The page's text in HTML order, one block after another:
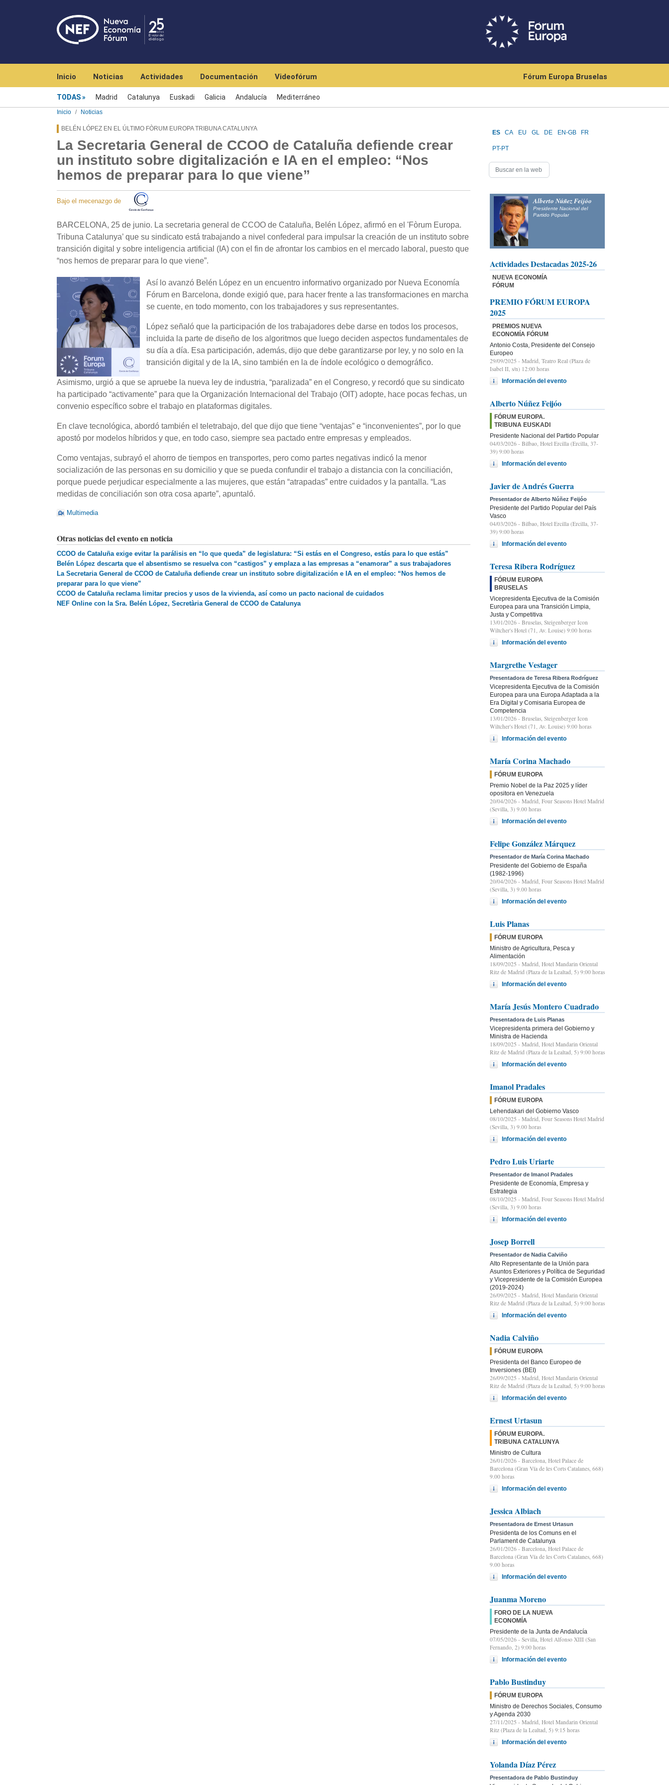
Inicio Noticias Actividades Documentación Videofórum Fórum Europa Bruselas
TODAS Madrid Catalunya Euskadi Galicia Andalucía Mediterráneo
Inicio Noticias
BELÉN LÓPEZ EN EL ÚLTIMO FÒRUM EUROPA TRIBUNA CATALUNYA
La Secretaria General de CCOO de Cataluña defiende crear
un instituto sobre digitalización e IA en el empleo: “Nos
hemos de preparar para lo que viene”
Bajo el mecenazgo de
BARCELONA, 25 de junio. La secretaria general de CCOO de Cataluña, Belén López, afirmó en el 'Fòrum Europa.
Tribuna Catalunya’ que su sindicato está trabajando a nivel confederal para impulsar la creación de un instituto sobre
transición digital y sobre inteligencia artificial (IA) con el fin de afrontar los cambios en el mercado laboral, puesto que
“nos hemos de preparar para lo que viene”.
Así lo avanzó Belén López en un encuentro informativo organizado por Nueva Economía
Fórum en Barcelona, donde exigió que, para hacer frente a las transformaciones en marcha
se cuente, en todo momento, con los trabajadores y sus representantes.
López señaló que la participación de los trabajadores debe darse en todos los procesos,
incluida la parte de diseño de los algoritmos que luego deciden aspectos fundamentales de
su día a día. Esa participación, además, dijo que debe garantizarse por ley, y no solo en la
transición digital y de la IA, sino también en la de índole ecológico o demográfico.
Asimismo, urgió a que se apruebe la nueva ley de industria, “paralizada” en el Congreso, y recordó que su sindicato
ha participado “activamente” para que la Organización Internacional del Trabajo (OIT) adopte, hace pocas fechas, un
convenio específico sobre el trabajo en plataformas digitales.
En clave tecnológica, abordó también el teletrabajo, del que dijo que tiene “ventajas” e “inconvenientes”, por lo que
apostó por modelos híbridos y que, en todo caso, siempre sea pactado entre empresas y empleados.
Como ventajas, subrayó el ahorro de tiempos en transportes, pero como partes negativas indicó la menor
socialización de las personas en su domicilio y que se pueda confundir el trabajo a distancia con la conciliación,
porque puede perjudicar especialmente a las mujeres, que están “atrapadas” entre cuidados y la pantalla. “Las
medidas de conciliación son otra cosa aparte”, apuntaló.
Multimedia
Otras noticias del evento en noticia
CCOO de Cataluña exige evitar la parálisis en “lo que queda” de legislatura: “Si estás en el Congreso, estás para lo que estás”
Belén López descarta que el absentismo se resuelva con “castigos” y emplaza a las empresas a “enamorar” a sus trabajadores
La Secretaria General de CCOO de Cataluña defiende crear un instituto sobre digitalización e IA en el empleo: “Nos hemos de
preparar para lo que viene”
CCOO de Cataluña reclama limitar precios y usos de la vivienda, así como un pacto nacional de cuidados
NEF Online con la Sra. Belén López, Secretària General de CCOO de Catalunya
ES CA EU GL DE EN-GB FR
PT-PT
Alberto Núñez Feijóo
Presidente Nacional del
Partido Popular
Actividades Destacadas 2025-26
NUEVA ECONOMÍA
FÓRUM
PREMIO FÓRUM EUROPA
2025
PREMIOS NUEVA
ECONOMÍA FÓRUM
Antonio Costa, Presidente del Consejo
Europeo
29/09/2025 - Madrid, Teatro Real (Plaza de
Isabel II, s/n) 12:00 horas
Información del evento
Alberto Núñez Feijóo
FÓRUM EUROPA.
TRIBUNA EUSKADI
Presidente Nacional del Partido Popular
04/03/2026 - Bilbao, Hotel Ercilla (Ercilla, 37-
39) 9:00 horas
Información del evento
Javier de Andrés Guerra
Presentador de Alberto Núñez Feijóo
Presidente del Partido Popular del País
Vasco
04/03/2026 - Bilbao, Hotel Ercilla (Ercilla, 37-
39) 9:00 horas
Información del evento
Teresa Ribera Rodríguez
FÓRUM EUROPA
BRUSELAS
Vicepresidenta Ejecutiva de la Comisión
Europea para una Transición Limpia,
Justa y Competitiva
13/01/2026 - Bruselas, Steigenberger Icon
Wiltcher's Hotel (71, Av. Louise) 9:00 horas
Información del evento
Margrethe Vestager
Presentadora de Teresa Ribera Rodríguez
Vicepresidenta Ejecutiva de la Comisión
Europea para una Europa Adaptada a la
Era Digital y Comisaria Europea de
Competencia
13/01/2026 - Bruselas, Steigenberger Icon
Wiltcher's Hotel (71, Av. Louise) 9:00 horas
Información del evento
María Corina Machado
FÓRUM EUROPA
Premio Nobel de la Paz 2025 y líder
opositora en Venezuela
20/04/2026 - Madrid, Four Seasons Hotel Madrid
(Sevilla, 3) 9.00 horas
Información del evento
Felipe González Márquez
Presentador de María Corina Machado
Presidente del Gobierno de España
(1982-1996)
20/04/2026 - Madrid, Four Seasons Hotel Madrid
(Sevilla, 3) 9.00 horas
Información del evento
Luis Planas
FÓRUM EUROPA
Ministro de Agricultura, Pesca y
Alimentación
18/09/2025 - Madrid, Hotel Mandarin Oriental
Ritz de Madrid (Plaza de la Lealtad, 5) 9:00 horas
Información del evento
María Jesús Montero Cuadrado
Presentadora de Luis Planas
Vicepresidenta primera del Gobierno y
Ministra de Hacienda
18/09/2025 - Madrid, Hotel Mandarin Oriental
Ritz de Madrid (Plaza de la Lealtad, 5) 9:00 horas
Información del evento
Imanol Pradales
FÓRUM EUROPA
Lehendakari del Gobierno Vasco
08/10/2025 - Madrid, Four Seasons Hotel Madrid
(Sevilla, 3) 9.00 horas
Información del evento
Pedro Luis Uriarte
Presentador de Imanol Pradales
Presidente de Economía, Empresa y
Estrategia
08/10/2025 - Madrid, Four Seasons Hotel Madrid
(Sevilla, 3) 9.00 horas
Información del evento
Josep Borrell
Presentador de Nadia Calviño
Alto Representante de la Unión para
Asuntos Exteriores y Política de Seguridad
y Vicepresidente de la Comisión Europea
(2019-2024)
26/09/2025 - Madrid, Hotel Mandarin Oriental
Ritz de Madrid (Plaza de la Lealtad, 5) 9:00 horas
Información del evento
Nadia Calviño
FÓRUM EUROPA
Presidenta del Banco Europeo de
Inversiones (BEI)
26/09/2025 - Madrid, Hotel Mandarin Oriental
Ritz de Madrid (Plaza de la Lealtad, 5) 9:00 horas
Información del evento
Ernest Urtasun
FÓRUM EUROPA.
TRIBUNA CATALUNYA
Ministro de Cultura
26/01/2026 - Barcelona, Hotel Palace de
Barcelona (Gran Vía de les Corts Catalanes, 668)
9.00 horas
Información del evento
Jessica Albiach
Presentadora de Ernest Urtasun
Presidenta de los Comuns en el
Parlament de Catalunya
26/01/2026 - Barcelona, Hotel Palace de
Barcelona (Gran Vía de les Corts Catalanes, 668)
9.00 horas
Información del evento
Juanma Moreno
FORO DE LA NUEVA
ECONOMÍA
Presidente de la Junta de Andalucía
07/05/2026 - Sevilla, Hotel Alfonso XIII (San
Fernando, 2) 9:00 horas
Información del evento
Pablo Bustinduy
FÓRUM EUROPA
Ministro de Derechos Sociales, Consumo
y Agenda 2030
27/11/2025 - Madrid, Hotel Mandarin Oriental
Ritz (Plaza de la Lealtad, 5) 9:15 horas
Información del evento
Yolanda Díaz Pérez
Presentadora de Pablo Bustinduy